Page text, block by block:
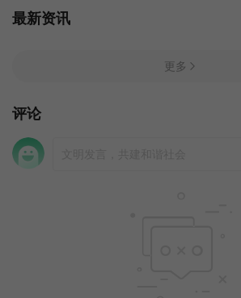
最新资讯
更多
评论